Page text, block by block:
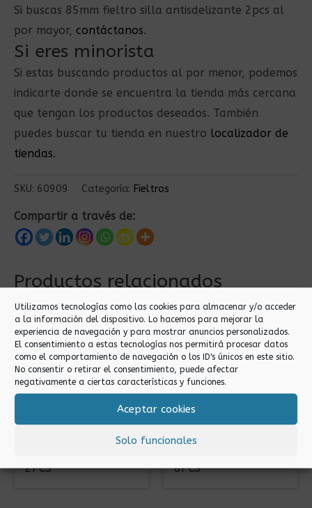
Utilizamos tecnologías como las cookies para almacenar y/o acceder
a la información del dispositivo. Lo hacemos para mejorar la
experiencia de navegación y para mostrar anuncios personalizados.
El consentimiento a estas tecnologías nos permitirá procesar datos
como el comportamiento de navegación o los ID's únicos en este sitio.
No consentir o retirar el consentimiento, puede afectar
negativamente a ciertas características y funciones.
Aceptar cookies
Solo funcionales
Si buscas 85mm fieltro silla antisdelizante 2pcs al
por mayor, contáctanos.
Si eres minorista
Si estas buscando productos al por menor, podemos
indicarte donde se encuentra la tienda más cercana
que tengan los productos deseados. También
puedes buscar tu tienda en nuestro localizador de
tiendas.
SKU: 60909 Categoría: Fieltros
Compartir a través de:
Productos relacionados
Fieltros
85MM FIELTRO SILLA
2PCS
Fieltros
40MM FIELTRO SILLA
8PCS